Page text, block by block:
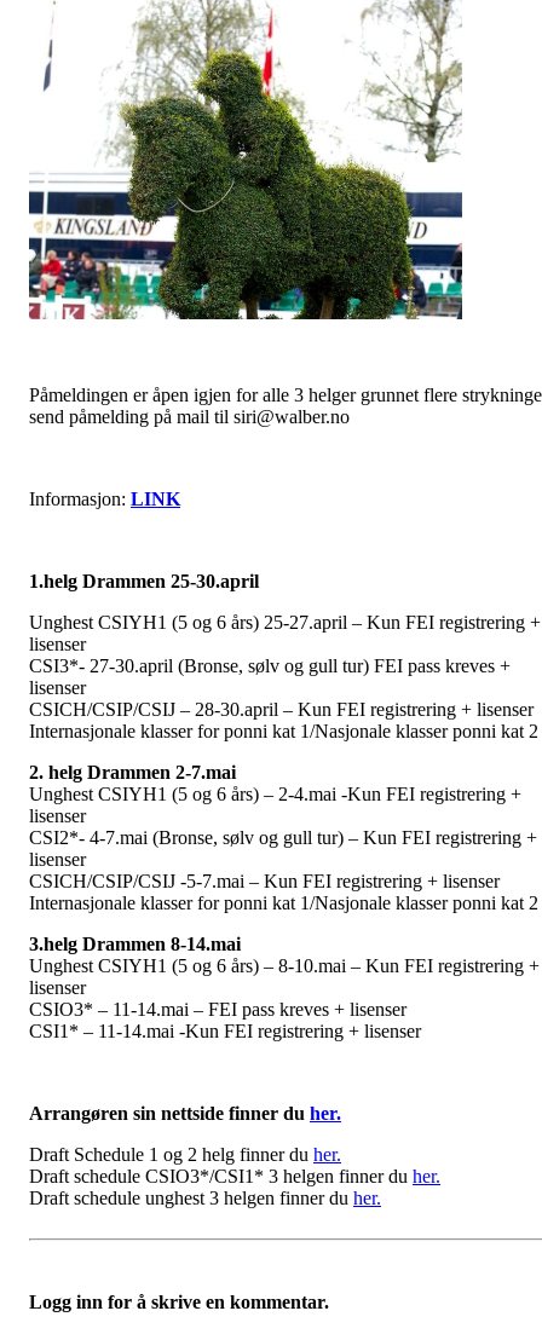
Påmeldingen er åpen igjen for alle 3 helger grunnet flere
send påmelding på mail til siri@walber.no
Informasjon: LINK
1.helg Drammen 25-30.april
Unghest CSIYH1 (5 og 6 års) 25-27.april – Kun FEI registrering +
lisenser
CSI3*- 27-30.april (Bronse, sølv og gull tur) FEI pass kreves +
lisenser
CSICH/CSIP/CSIJ – 28-30.april – Kun FEI registrering + lisenser
Internasjonale klasser for ponni kat 1/Nasjonale klasser ponni kat 2
2. helg Drammen 2-7.mai
Unghest CSIYH1 (5 og 6 års) – 2-4.mai -Kun FEI registrering +
lisenser
CSI2*- 4-7.mai (Bronse, sølv og gull tur) – Kun FEI registrering +
lisenser
CSICH/CSIP/CSIJ -5-7.mai – Kun FEI registrering + lisenser
Internasjonale klasser for ponni kat 1/Nasjonale klasser ponni kat 2
3.helg Drammen 8-14.mai
Unghest CSIYH1 (5 og 6 års) – 8-10.mai – Kun FEI registrering +
lisenser
CSIO3* – 11-14.mai – FEI pass kreves + lisenser
CSI1* – 11-14.mai -Kun FEI registrering + lisenser
Arrangøren sin nettside finner du her.
Draft Schedule 1 og 2 helg finner du her.
Draft schedule CSIO3*/CSI1* 3 helgen finner du her.
Draft schedule unghest 3 helgen finner du her.
Logg inn for å skrive en kommentar.